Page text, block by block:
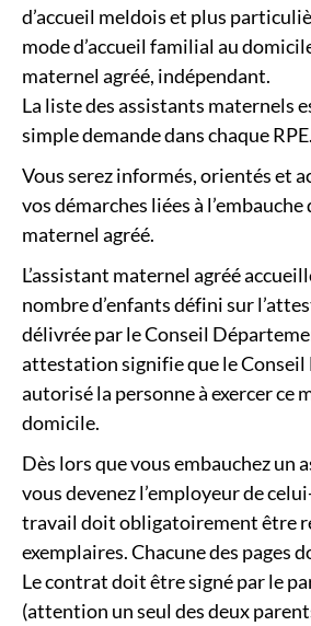
d’accueil meldois et plus
mode d’accueil familial au
maternel agréé, indépendant.
La liste des assistants maternels
simple demande dans chaque RPE.
Vous serez informés, orientés et
vos démarches liées à l’embauche
maternel agréé.
L’assistant maternel agréé
nombre d’enfants défini sur
délivrée par le Conseil
attestation signifie que le
autorisé la personne à exercer ce
domicile.
Dès lors que vous embauchez un
vous devenez l’employeur de
travail doit obligatoirement être
exemplaires. Chacune des pages
Le contrat doit être signé par le
(attention un seul des deux